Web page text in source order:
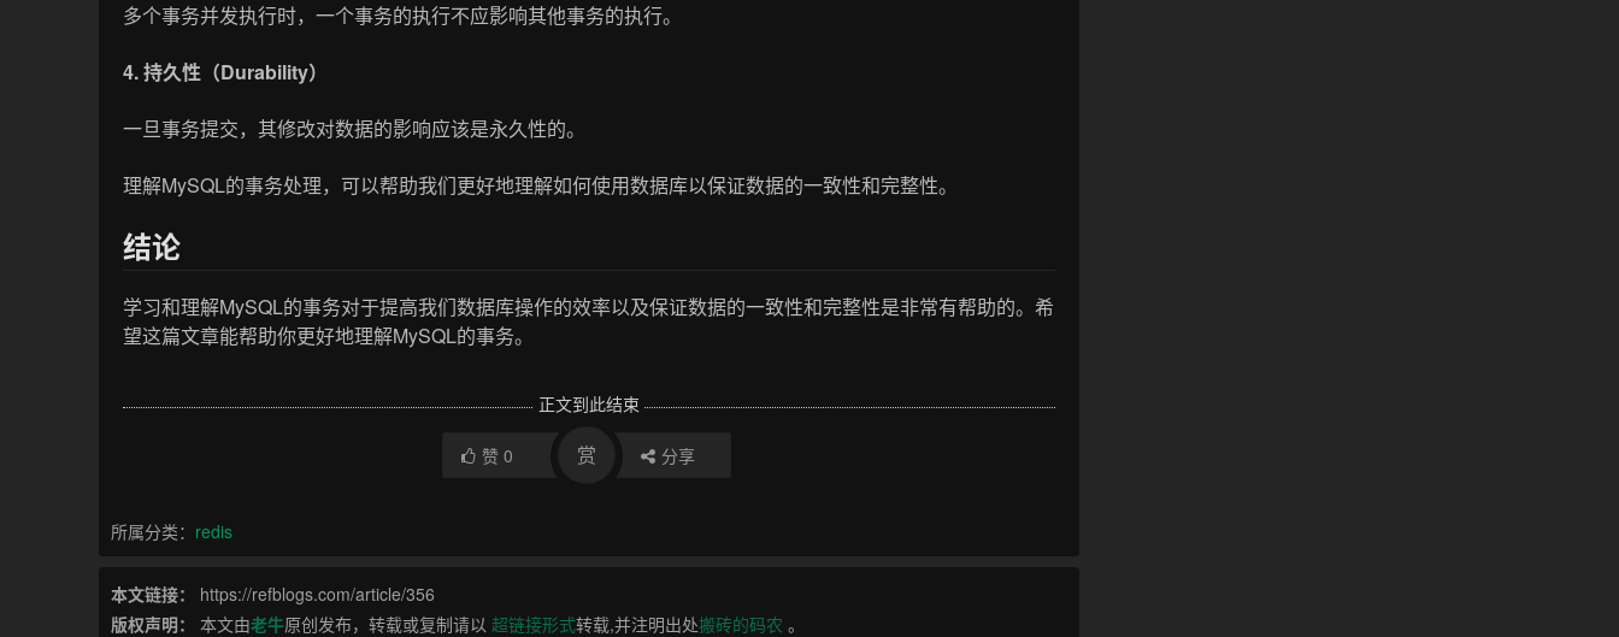
多个事务并发执行时，一个事务的执行不应影响其他事务的执行。
4. 持久性（Durability）
一旦事务提交，其修改对数据的影响应该是永久性的。
理解MySQL的事务处理，可以帮助我们更好地理解如何使用数据库以保证数据的一致性和完整性。
结论
学习和理解MySQL的事务对于提高我们数据库操作的效率以及保证数据的一致性和完整性是非常有帮助的。希
望这篇文章能帮助你更好地理解MySQL的事务。
正文到此结束
赞0 赏 分享
所属分类： redis
本文链接：
https://refblogs.com/article/356
版权声明：
本文由老牛原创发布，转载或复制请以超链接形式转载,并注明出处搬砖的码农 。